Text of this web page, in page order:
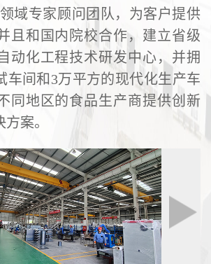
域专家顾问团队，为客户提供
且和国内 院校合作，建立省级
动化工程技术研发中心，并拥
车间和3万平方的现代化生产车
同地区的食品生产商提供创新
案。